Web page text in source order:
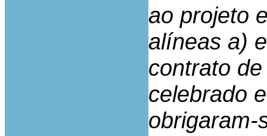
ao projeto
alíneas a)
contrato
celebrado
obrigaram-